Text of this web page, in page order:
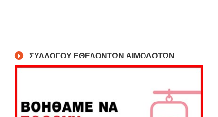
ΣΥΛΛΟΓΟΥ ΕΘΕΛΟΝΤΩΝ ΑΙΜΟΔΟΤΩΝ